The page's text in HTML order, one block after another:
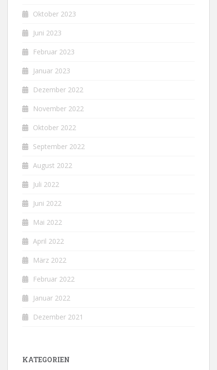
Oktober 2023
Juni 2023
Februar 2023
Januar 2023
Dezember 2022
November 2022
Oktober 2022
September 2022
August 2022
Juli 2022
Juni 2022
Mai 2022
April 2022
März 2022
Februar 2022
Januar 2022
Dezember 2021
KATEGORIEN